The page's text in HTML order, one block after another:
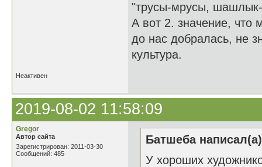
"трусы-мрусы,
А вот 2. значение, что
до нас добралась, не
культура.
Неактивен
2019-08-02 11:58:09
Gregor
Автор сайта
Зарегистрирован: 2011-03-30
Сообщений: 485
Батшеба
У хороших